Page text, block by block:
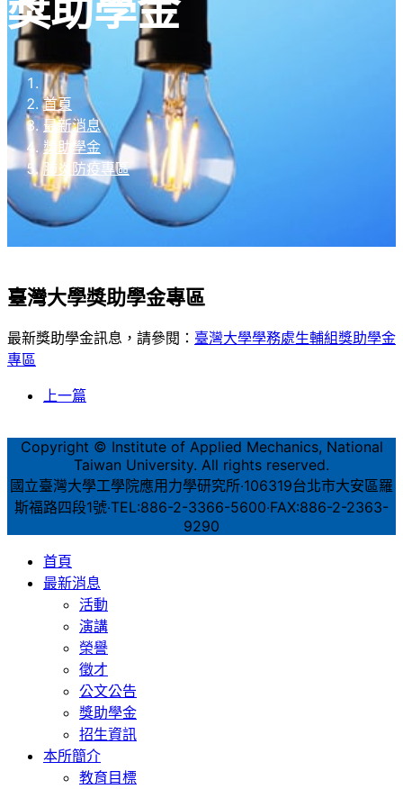
獎助學金
首頁
最新消息
獎助學金
肺炎防疫專區
臺灣大學獎助學金專區
最新獎助學金訊息，請參閱： 臺灣大學學務處生輔組獎助學金
專區
上一篇
Copyright © Institute of Applied Mechanics, National
Taiwan University. All rights reserved.
國立臺灣大學工學院應用力學研究所‧106319台北市大安區羅
斯福路四段1號‧TEL:886-2-3366-5600‧FAX:886-2-2363-
9290
首頁
最新消息
活動
演講
榮譽
徵才
公文公告
獎助學金
招生資訊
本所簡介
教育目標